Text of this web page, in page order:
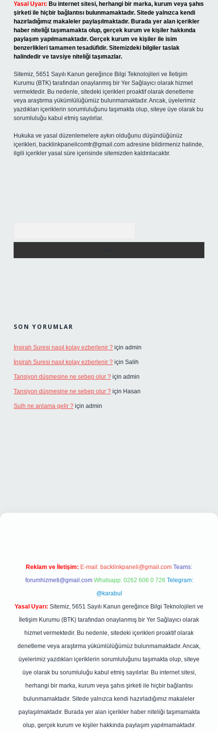
Yasal Uyarı: Bu internet sitesi, herhangi bir marka, kurum veya şahıs
şirketi ile hiçbir bağlantısı bulunmamaktadır. Sitede yalnızca kendi
hazırladığımız makaleler paylaşılmaktadır. Burada yer alan içerikler
haber niteliği taşımamakta olup, gerçek kurum ve kişiler hakkında
paylaşım yapılmamaktadır. Gerçek kurum ve kişiler ile isim
benzerlikleri tamamen tesadüfidir. Sitemizdeki bilgiler taslak
halindedir ve tavsiye niteliği taşımazlar.
Sitemiz, 5651 Sayılı Kanun gereğince Bilgi Teknolojileri ve İletişim
Kurumu (BTK) tarafından onaylanmış bir Yer Sağlayıcı olarak hizmet
vermektedir. Bu nedenle, sitedeki içerikleri proaktif olarak denetleme
veya araştırma yükümlülüğümüz bulunmamaktadır. Ancak, üyelerimiz
yazdıkları içeriklerin sorumluluğunu taşımakta olup, siteye üye olarak bu
sorumluluğu kabul etmiş sayılırlar.
Hukuka ve yasal düzenlemelere aykırı olduğunu düşündüğünüz
içerikleri, backlinkpanelicomtr@gmail.com adresine bildirmeniz halinde,
ilgili içerikler yasal süre içerisinde sitemizden kaldırılacaktır.
SON YORUMLAR
İnşirah Suresi nasıl kolay ezberlenir ? için admin
İnşirah Suresi nasıl kolay ezberlenir ? için Salih
Tansiyon düşmesine ne sebep olur ? için admin
Tansiyon düşmesine ne sebep olur ? için Hasan
Sulh ne anlama gelir ? için admin
giriş
Reklam ve İletişim: E-mail: backlinkpaneli@gmail.com Teams:
forumhizmeti@gmail.com Whatsapp: 0262 606 0 726 Telegram:
@karabul
Yasal Uyarı: Sitemiz, 5651 Sayılı Kanun gereğince Bilgi Teknolojileri ve
İletişim Kurumu (BTK) tarafından onaylanmış bir Yer Sağlayıcı olarak
hizmet vermektedir. Bu nedenle, sitedeki içerikleri proaktif olarak
denetleme veya araştırma yükümlülüğümüz bulunmamaktadır. Ancak,
üyelerimiz yazdıkları içeriklerin sorumluluğunu taşımakta olup, siteye
üye olarak bu sorumluluğu kabul etmiş sayılırlar. Bu internet sitesi,
herhangi bir marka, kurum veya şahıs şirketi ile hiçbir bağlantısı
bulunmamaktadır. Sitede yalnızca kendi hazırladığımız makaleler
paylaşılmaktadır. Burada yer alan içerikler haber niteliği taşımamakta
olup, gerçek kurum ve kişiler hakkında paylaşım yapılmamaktadır.